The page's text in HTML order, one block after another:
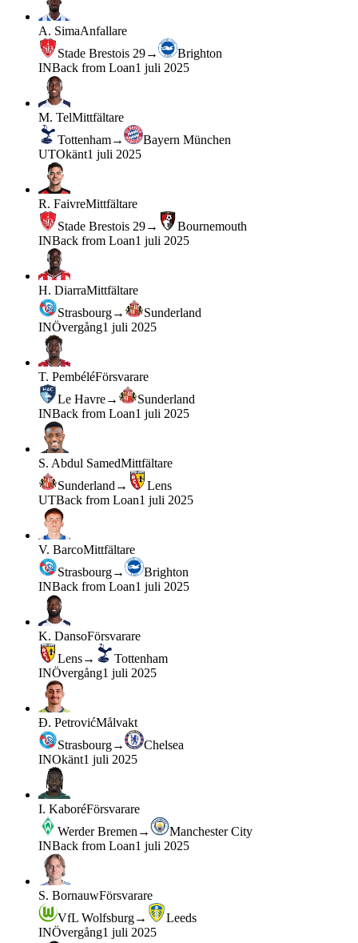
A. SimaAnfallare
Stade Brestois 29→
Brighton
INBack from Loan1 juli 2025
M. TelMittfältare
Tottenham→
Bayern München
UTOkänt1 juli 2025
R. FaivreMittfältare
Stade Brestois 29→
Bournemouth
INBack from Loan1 juli 2025
H. DiarraMittfältare
Strasbourg→
Sunderland
INÖvergång1 juli 2025
T. PembéléFörsvarare
Le Havre→
Sunderland
INBack from Loan1 juli 2025
S. Abdul SamedMittfältare
Sunderland →
Lens
UTBack from Loan1 juli 2025
V. BarcoMittfältare
Strasbourg→
Brighton
INBack from Loan1 juli 2025
K. DansoFörsvarare
Lens→
Tottenham
INÖvergång1 juli 2025
Đ. PetrovićMålvakt
Strasbourg→
Chelsea
INOkänt1 juli 2025
I. KaboréFörsvarare
Werder Bremen →
Manchester City
INBack from Loan1 juli 2025
S. BornauwFörsvarare
VfL Wolfsburg→
Leeds
INÖvergång1 juli 2025